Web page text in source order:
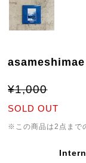
¥1,000
SOLD OUT
※この商品は2点まで